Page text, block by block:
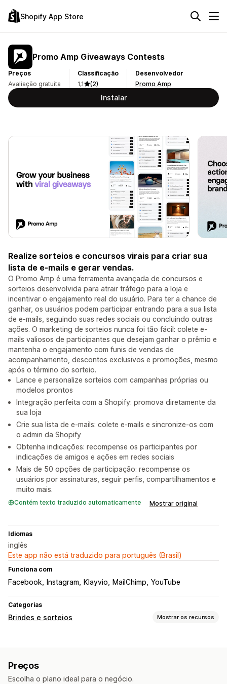
Shopify App Store
Promo Amp Giveaways Contests
Preços
Avaliação gratuita
Classificação
1,1
(2)
Desenvolvedor
Promo Amp
Instalar
Realize sorteios e concursos virais para criar sua
lista de e-mails e gerar vendas.
O Promo Amp é uma ferramenta avançada de concursos e
sorteios desenvolvida para atrair tráfego para a loja e
incentivar o engajamento real do usuário. Para ter a chance de
ganhar, os usuários podem participar entrando para a sua lista
de e-mails, seguindo suas redes sociais ou concluindo outras
ações. O marketing de sorteios nunca foi tão fácil: colete e-
mails valiosos de participantes que desejam ganhar o prêmio e
mantenha o engajamento com funis de vendas de
acompanhamento, descontos exclusivos e promoções, mesmo
após o término do sorteio.
Lance e personalize sorteios com campanhas próprias ou
modelos prontos
Integração perfeita com a Shopify: promova diretamente da
sua loja
Crie sua lista de e-mails: colete e-mails e sincronize-os com
o admin da Shopify
Obtenha indicações: recompense os participantes por
indicações de amigos e ações em redes sociais
Mais de 50 opções de participação: recompense os
usuários por assinaturas, seguir perfis, compartilhamentos e
muito mais.
Contém texto traduzido automaticamente Mostrar original
Idiomas
inglês
Este app não está traduzido para português (Brasil)
Funciona com
Facebook Instagram Klayvio MailChimp YouTube
Categorias
Brindes e sorteios Mostrar os recursos
Concursos
Preços
Escolha o plano ideal para o negócio.